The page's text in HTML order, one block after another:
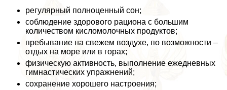
регулярный полноценный сон;
соблюдение здорового рациона с большим
количеством кисломолочных продуктов;
пребывание на свежем воздухе, по возможности –
отдых на море или в горах;
физическую активность, выполнение ежедневных
гимнастических упражнений;
сохранение хорошего настроения;